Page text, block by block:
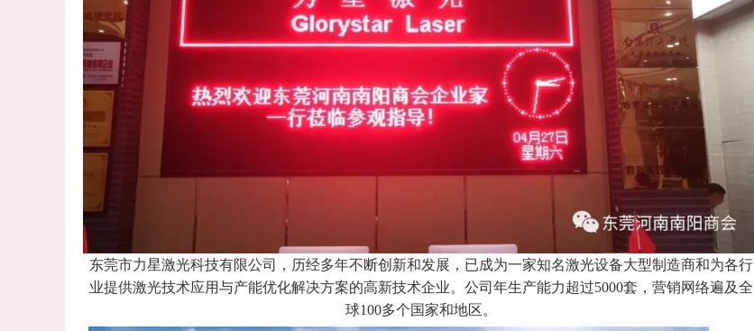
东莞市力星激光科技有限公司，历经多年不断创新和发展，已成为一家知名激光设备大型制造商和为各行
业提供激光技术应用与产能优化解决方案的高新技术企业。公司年生产能力超过5000套，营销网络遍及全
球100多个国家和地区。